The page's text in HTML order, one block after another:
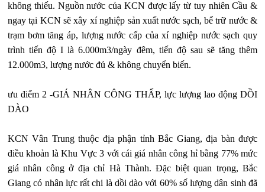
không thiếu. Nguồn nước của KCN được lấy từ tuy nhiên Cầu &
ngay tại KCN sẽ xây xí nghiệp sản xuất nước sạch, bể trữ nước &
trạm bơm tăng áp, lượng nước cấp của xí nghiệp nước sạch quy
trình tiến độ I là 6.000m3/ngày đêm, tiến độ sau sẽ tăng thêm
12.000m3, lượng nước đủ & không chuyển biến.
ưu điểm 2 -GIÁ NHÂN CÔNG THẤP, lực lượng lao động DỒI
DÀO
KCN Vân Trung thuộc địa phận tỉnh Bắc Giang, địa bàn được
điều khoản là Khu Vực 3 với cái giá nhân công hỉ bằng 77% mức
giá nhân công ở địa chỉ Hà Thành. Đặc biệt quan trọng, Bắc
Giang có nhân lực rất chi là dồi dào với 60% số lượng dân sinh đã